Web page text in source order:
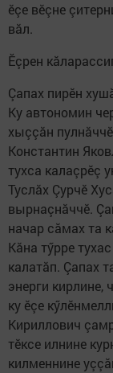
ӗçе вӗçне
вăл.
Ӗçрен
Çапах пирӗн
Ку автономин
хыççăн
Константин
тухса калаçрӗç
Туслăх Çурчӗ
вырнаçнăччӗ.
начар сăмах та
Кăна тӳрре
калатăп. Çапах
энерги кирлине,
ку ӗçе
Кириллович
тӗксе илнине
килменнине